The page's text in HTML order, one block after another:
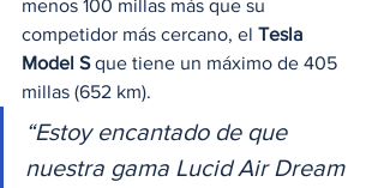
menos 100 millas más que su
competidor más cercano, el Tesla
Model S que tiene un máximo de 405
millas (652 km).
“Estoy encantado de que
nuestra gama Lucid Air Dream